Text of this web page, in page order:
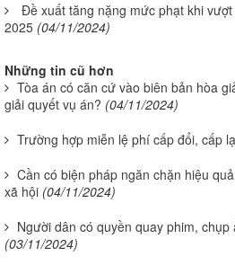
Đề xuất tăng nặng mức phạt khi
2025 (04/11/2024)
Những tin cũ hơn
Tòa án có căn cứ vào biên bản hòa
giải quyết vụ án? (04/11/2024)
Trường hợp miễn lệ phí cấp đổi, cấp
Cần có biện pháp ngăn chặn hiệu
xã hội (04/11/2024)
Người dân có quyền quay phim, chụp
(03/11/2024)